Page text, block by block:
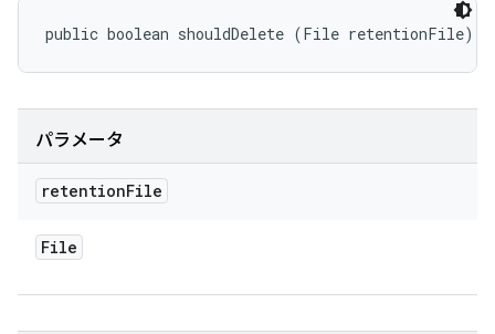
public boolean shouldDelete (File retentionFile)
パラメータ
retentionFile
File